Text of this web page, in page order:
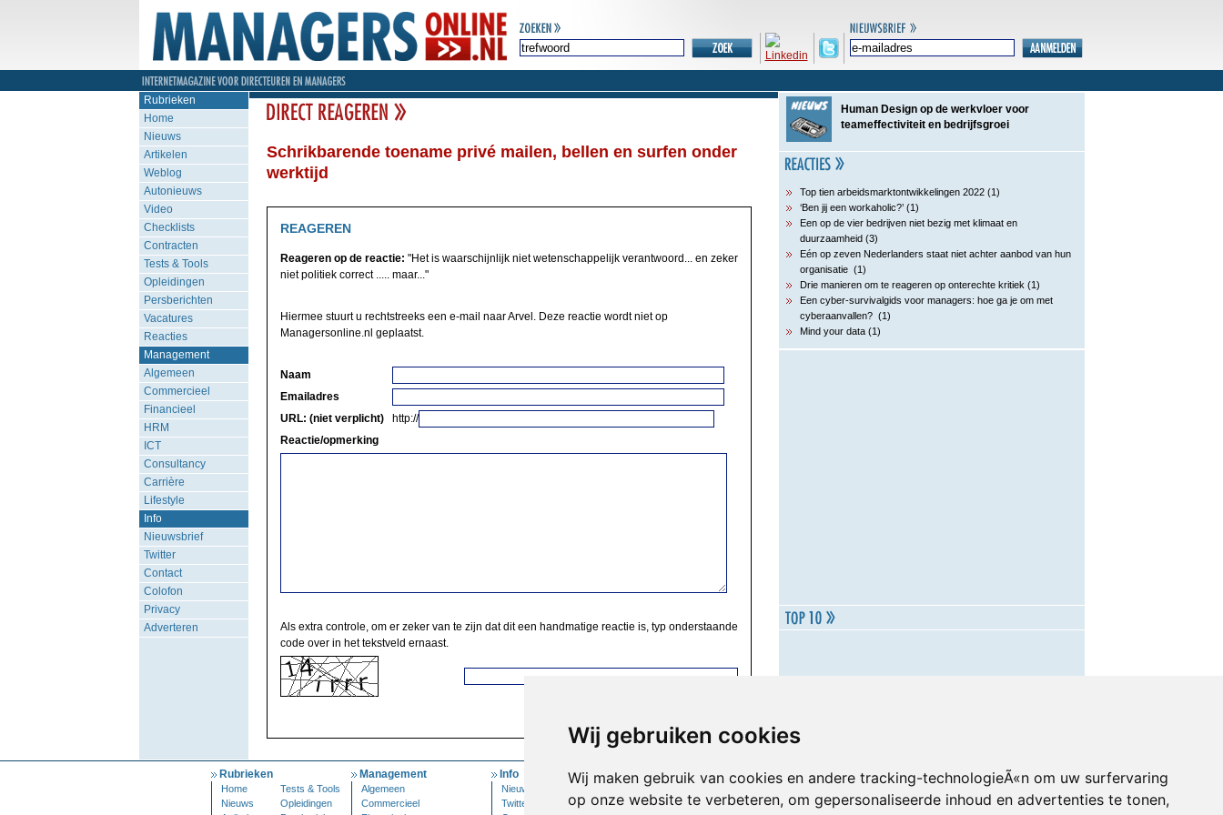
Wij gebruiken cookies
Wij maken gebruik van cookies en andere tracking-technologieÃ«n om uw surfervaring
op onze website te verbeteren, om gepersonaliseerde inhoud en advertenties te tonen,
Rubrieken
Home
Nieuws
Artikelen
Weblog
Autonieuws
Video
Checklists
Contracten
Tests & Tools
Opleidingen
Persberichten
Vacatures
Reacties
Management
Algemeen
Commercieel
Financieel
HRM
ICT
Consultancy
Carrière
Lifestyle
Info
Nieuwsbrief
Twitter
Contact
Colofon
Privacy
Adverteren
Schrikbarende toename privé mailen, bellen en surfen onder
werktijd
REAGEREN
Reageren op de reactie: "Het is waarschijnlijk niet wetenschappelijk verantwoord... en zeker
niet politiek correct ..... maar..."
Hiermee stuurt u rechtstreeks een e-mail naar Arvel. Deze reactie wordt niet op
Managersonline.nl geplaatst.
Naam
Emailadres
URL: (niet verplicht)
http://
Reactie/opmerking
Als extra controle, om er zeker van te zijn dat dit een handmatige reactie is, typ onderstaande
code over in het tekstveld ernaast.
Human Design op de werkvloer voor
teameffectiviteit en bedrijfsgroei
Top tien arbeidsmarktontwikkelingen 2022 (1)
‘Ben jij een workaholic?’ (1)
Een op de vier bedrijven niet bezig met klimaat en
duurzaamheid (3)
Eén op zeven Nederlanders staat niet achter aanbod van hun
organisatie (1)
Drie manieren om te reageren op onterechte kritiek (1)
Een cyber-survivalgids voor managers: hoe ga je om met
cyberaanvallen? (1)
Mind your data (1)
Rubrieken
Home
Tests & Tools
Nieuws
Opleidingen
Management
Algemeen
Commercieel
Info
Nieuwsbrief
Twitter
Mijn Account
Inloggen